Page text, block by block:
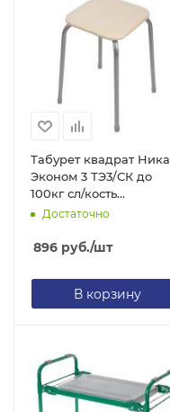
Табурет квадрат Ника
Эконом 3 ТЭ3/СК до
100кг сл/кость
сид.=29*29см ДСП/
h=46,5см/d=20мм Nika
Достаточно
896 руб./шт
В корзину